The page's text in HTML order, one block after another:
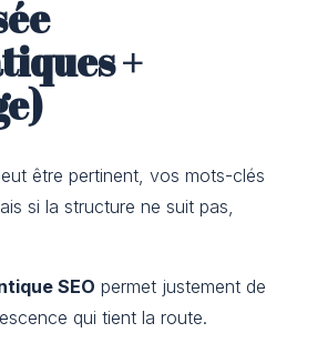
+
être pertinent, vos mots-clés
si la structure ne suit pas,
SEO permet justement de
qui tient la route.